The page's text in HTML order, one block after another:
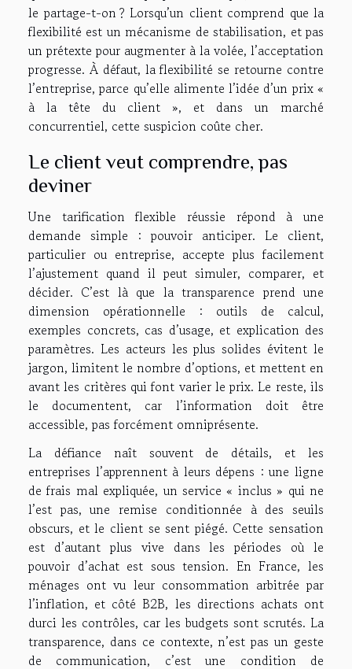
le partage-t-on ? Lorsqu’un client comprend que la
flexibilité est un mécanisme de stabilisation, et pas
un prétexte pour augmenter à la volée, l’acceptation
progresse. À défaut, la flexibilité se retourne contre
l’entreprise, parce qu’elle alimente l’idée d’un prix «
à la tête du client », et dans un marché
concurrentiel, cette suspicion coûte cher.
Le client veut comprendre, pas
deviner
Une tarification flexible réussie répond à une
demande simple : pouvoir anticiper. Le client,
particulier ou entreprise, accepte plus facilement
l’ajustement quand il peut simuler, comparer, et
décider. C’est là que la transparence prend une
dimension opérationnelle : outils de calcul,
exemples concrets, cas d’usage, et explication des
paramètres. Les acteurs les plus solides évitent le
jargon, limitent le nombre d’options, et mettent en
avant les critères qui font varier le prix. Le reste, ils
le documentent, car l’information doit être
accessible, pas forcément omniprésente.
La défiance naît souvent de détails, et les
entreprises l’apprennent à leurs dépens : une ligne
de frais mal expliquée, un service « inclus » qui ne
l’est pas, une remise conditionnée à des seuils
obscurs, et le client se sent piégé. Cette sensation
est d’autant plus vive dans les périodes où le
pouvoir d’achat est sous tension. En France, les
ménages ont vu leur consommation arbitrée par
l’inflation, et côté B2B, les directions achats ont
durci les contrôles, car les budgets sont scrutés. La
transparence, dans ce contexte, n’est pas un geste
de communication, c’est une condition de